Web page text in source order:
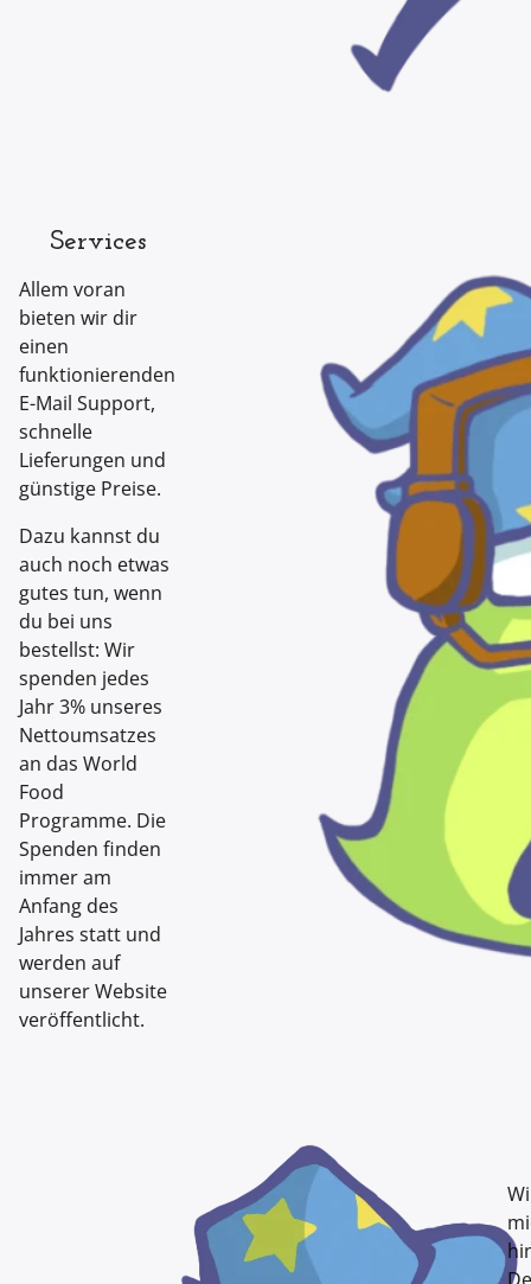
Services
Allem voran
bieten wir dir
einen
funktionierenden
E-Mail Support,
schnelle
Lieferungen und
günstige Preise.
Dazu kannst du
auch noch etwas
gutes tun, wenn
du bei uns
bestellst: Wir
spenden jedes
Jahr 3% unseres
Nettoumsatzes
an das World
Food
Programme. Die
Spenden finden
immer am
Anfang des
Jahres statt und
werden auf
unserer Website
veröffentlicht.